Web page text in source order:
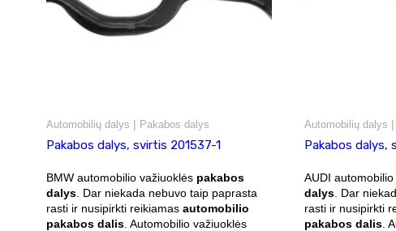
Automobilių dalys | Pakabos dalys
Pakabos dalys, svirtis 201537-1
BMW automobilio važiuoklės pakabos
dalys . Dar niekada nebuvo taip paprasta
rasti ir nusipirkti reikiamas automobilio
pakabos dalis . Automobilio važiuoklės
Automobilių dalys |
Pakabos dalys,
AUDI
dalys. Dar
rasti ir nusipirkti
pakabos dalis.